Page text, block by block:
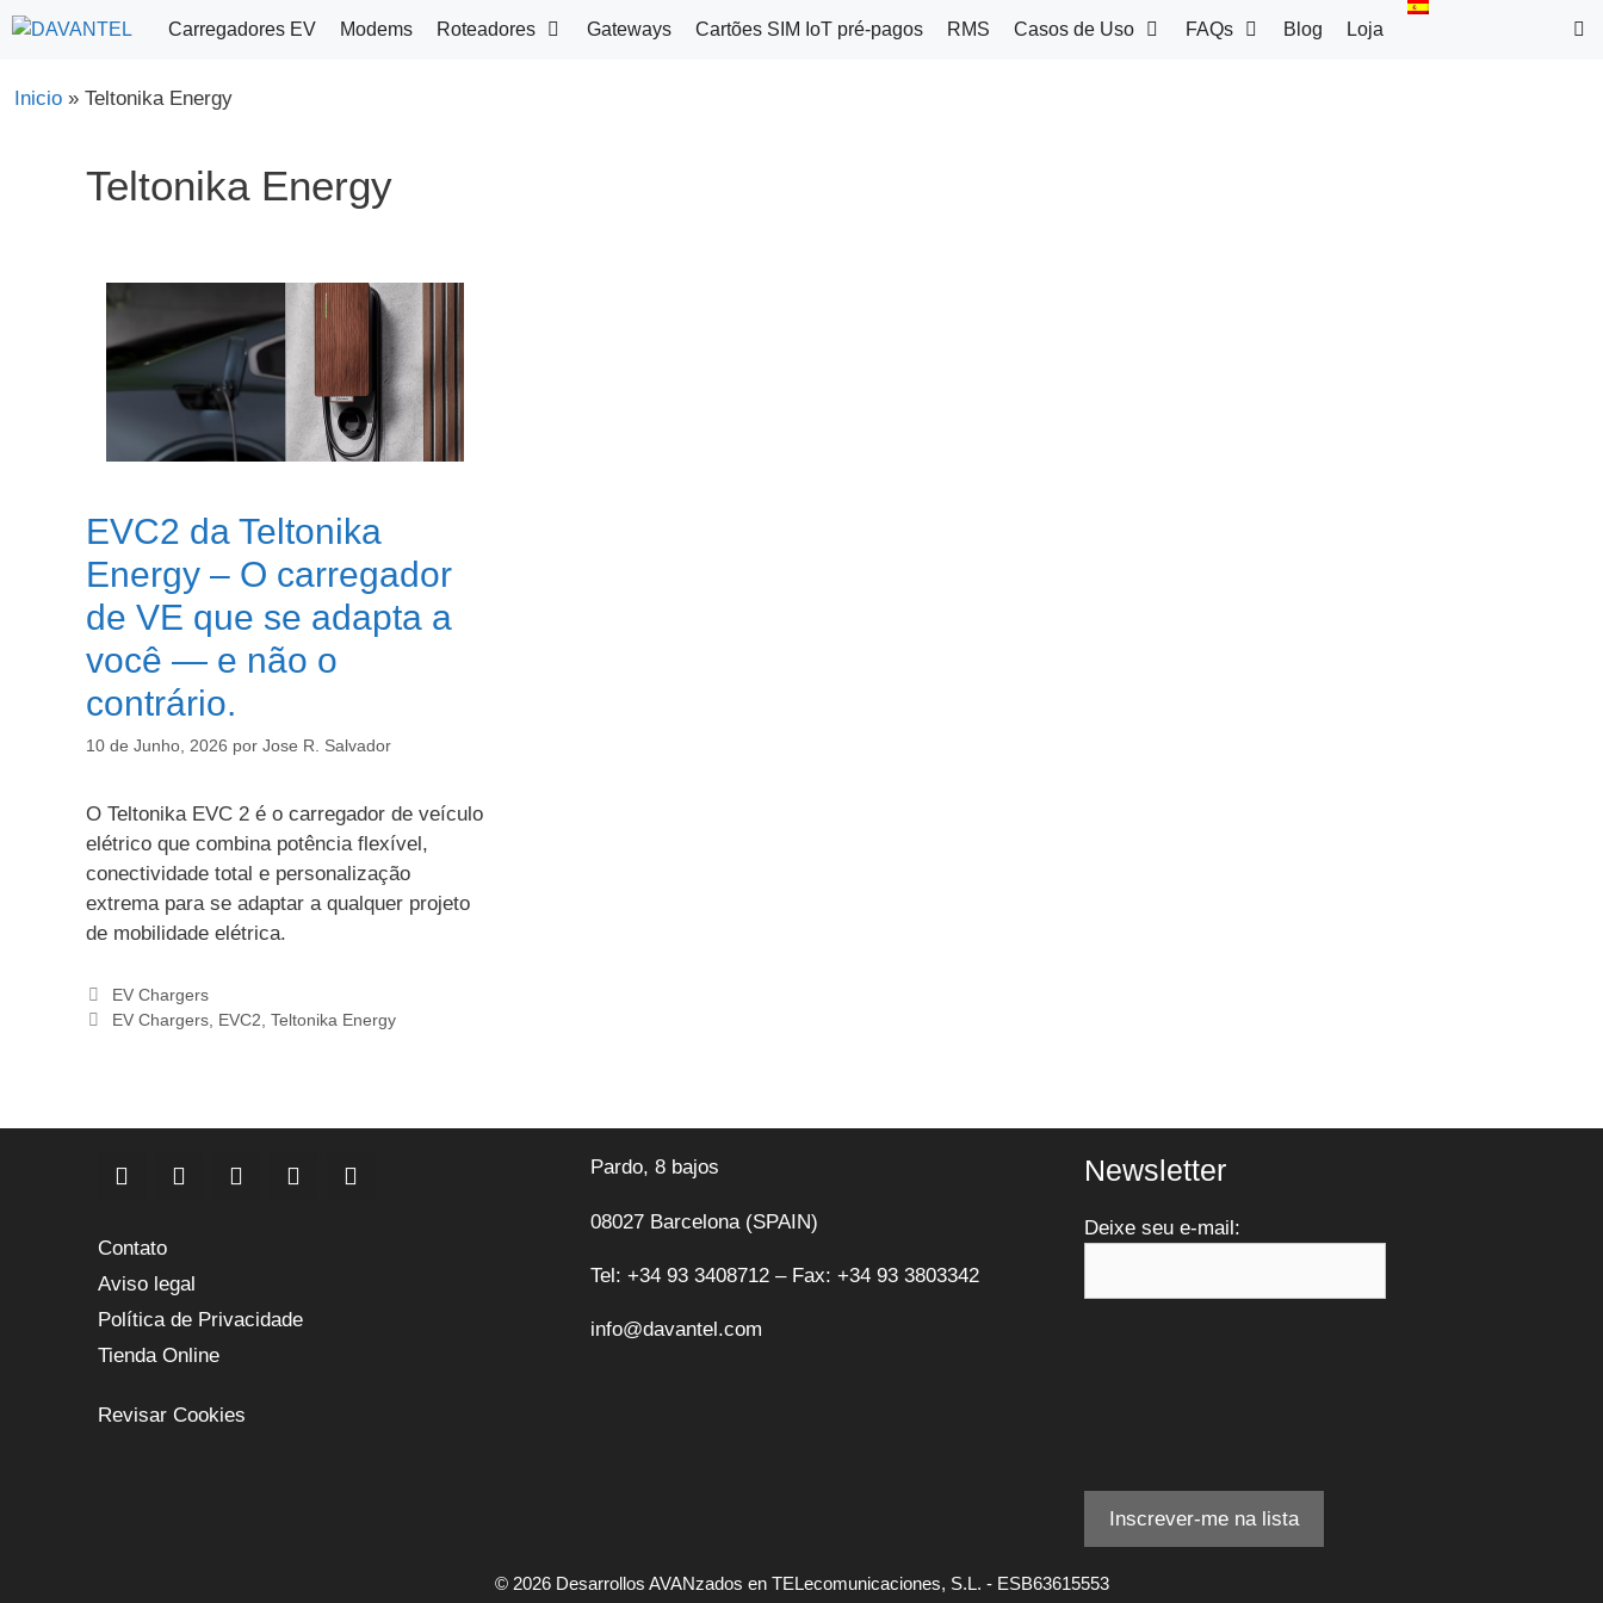
Saltar
para
conteúdo
Carregadores EV Modems Roteadores Gateways Cartões SIM IoT pré-pagos RMS Casos de Uso FAQs Blog Loja
Inicio » Teltonika Energy
Teltonika Energy
EVC2 da Teltonika
Energy – O carregador
de VE que se adapta a
você — e não o
contrário.
10 de Junho, 2026 por Jose R. Salvador
O Teltonika EVC 2 é o carregador de veículo
elétrico que combina potência flexível,
conectividade total e personalização
extrema para se adaptar a qualquer projeto
de mobilidade elétrica.
Categorias
EV Chargers
Etiquetas
EV Chargers, EVC2 Teltonika Energy
Contato
Aviso legal
Política de Privacidade
Tienda Online
Revisar Cookies
Pardo, 8 bajos
08027 Barcelona (SPAIN)
Tel: +34 93 3408712 – Fax: +34 93 3803342
info@davantel.com
Newsletter
Deixe seu e-mail:
© 2026 Desarrollos AVANzados en TELecomunicaciones, S.L. - ESB63615553